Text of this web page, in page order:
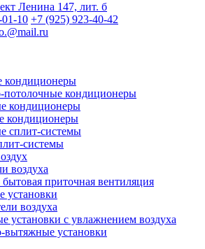
Ленина 147, лит. б
10 +7 (925) 923-40-42
кондиционеры
потолочные кондиционеры
кондиционеры
кондиционеры
сплит-системы
системы
воздуха
приточная вентиляция
установки
воздуха
установки с увлажнением воздуха
вытяжные установки